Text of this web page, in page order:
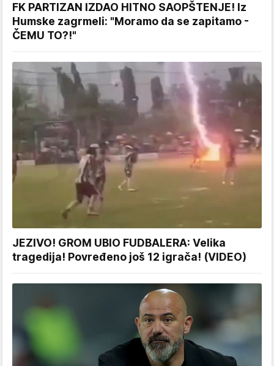
FK PARTIZAN IZDAO HITNO SAOPŠTENJE! Iz
Humske zagrmeli: "Moramo da se zapitamo -
ČEMU TO?!"
JEZIVO! GROM UBIO FUDBALERA: Velika
tragedija! Povređeno još 12 igrača! (VIDEO)